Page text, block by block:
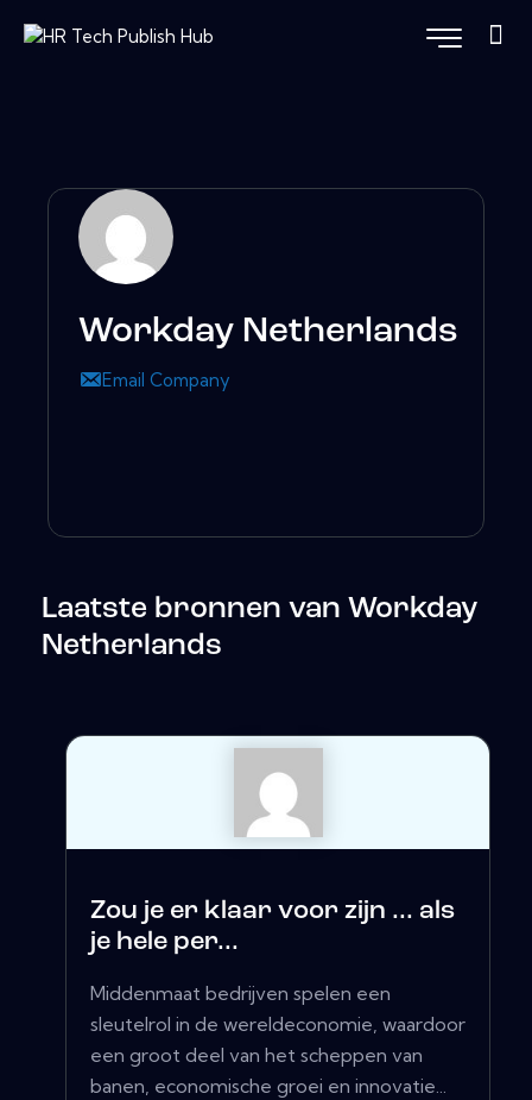
Workday Netherlands
Email Company
Laatste bronnen van Workday
Netherlands
Zou je er klaar voor zijn ... als
je hele per...
Middenmaat bedrijven spelen een
sleutelrol in de wereldeconomie, waardoor
een groot deel van het scheppen van
banen, economische groei en innovatie...